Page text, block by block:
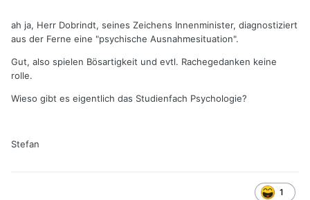
ah ja, Herr Dobrindt, seines Zeichens Innenminister, diagnostiziert
aus der Ferne eine "psychische Ausnahmesituation".
Gut, also spielen Bösartigkeit und evtl. Rachegedanken keine
rolle.
Wieso gibt es eigentlich das Studienfach Psychologie?
Stefan
1